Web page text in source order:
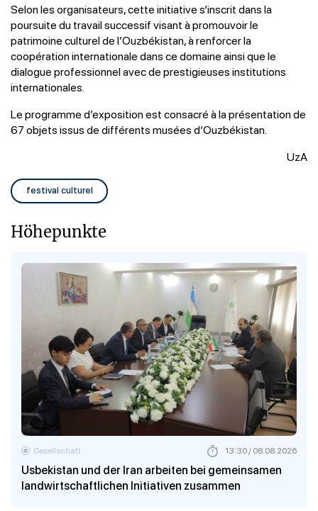
Selon les organisateurs, cette initiative s’inscrit dans la
poursuite du travail successif visant à promouvoir le
patrimoine culturel de l’Ouzbékistan, à renforcer la
coopération internationale dans ce domaine ainsi que le
dialogue professionnel avec de prestigieuses institutions
internationales.
Le programme d’exposition est consacré à la présentation de
67 objets issus de différents musées d’Ouzbékistan.
UzA
festival culturel
Höhepunkte
Usbekistan und der Iran arbeiten bei gemeinsamen
landwirtschaftlichen Initiativen zusammen
Gesellschaft 13:30 / 08.08.2026